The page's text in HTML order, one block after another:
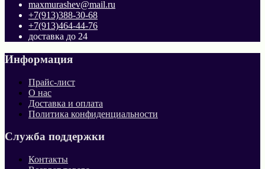
maxmurashev@mail.ru
+7(913)388-30-68
+7(913)464-44-76
доставка до 24
Информация
Прайс-лист
О нас
Доставка и оплата
Политика конфиденциальности
Служба поддержки
Контакты